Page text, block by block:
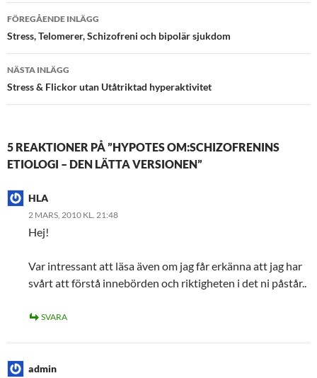
Inläggsnavigering
FÖREGÅENDE INLÄGG
Stress, Telomerer, Schizofreni och bipolär sjukdom
NÄSTA INLÄGG
Stress & Flickor utan Utåtriktad hyperaktivitet
5 REAKTIONER PÅ ”HYPOTES OM:SCHIZOFRENINS
ETIOLOGI – DEN LÄTTA VERSIONEN”
HLA
2 MARS, 2010 KL. 21:48
Hej!
Var intressant att läsa även om jag får erkänna att jag har
svårt att förstå innebörden och riktigheten i det ni påstår..
SVARA
admin